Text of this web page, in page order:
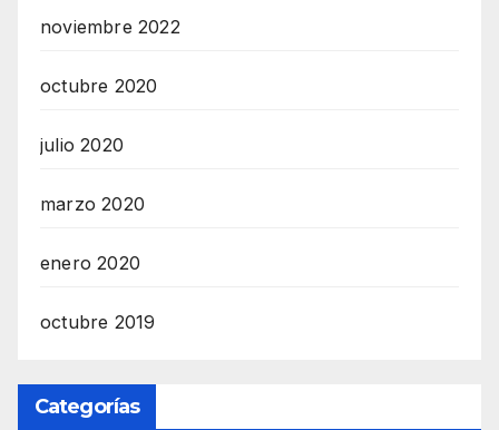
noviembre 2022
octubre 2020
julio 2020
marzo 2020
enero 2020
octubre 2019
Categorías